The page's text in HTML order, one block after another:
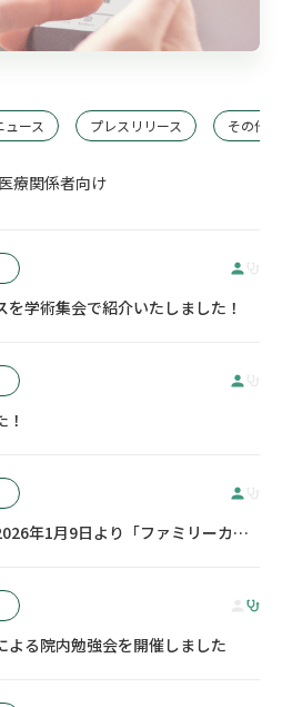
ュース プレスリリース その他
療関係者向け
学術集会で紹介いたしました！
通常の面会カードに加え、2026年1月9日より「ファミリーカード」による面会を開始します。
る院内勉強会を開催しました